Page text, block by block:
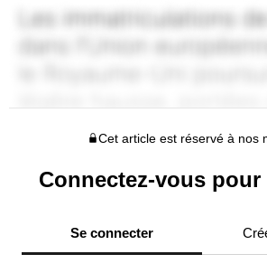
Cet article est réservé à nos
Connectez-vous
Se connecter